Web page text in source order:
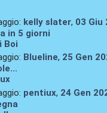
kelly slater, 03 Giu
in 5 giorni
Boi
Blueline, 25 Gen
pentiux, 24 Gen